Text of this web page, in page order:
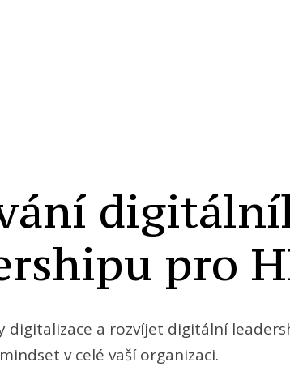
pro
digitalizace a rozvíjet digitální
mindset v celé vaší organizaci.